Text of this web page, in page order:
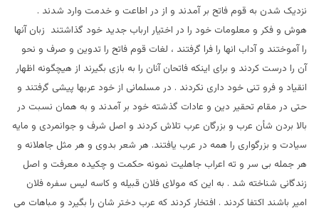
نزديک شدن به قوم فاتح بر آمدند و از در اطاعت و خدمت وارد شدند .
هوش و فکر و معلومات خود را در اختيار ارباب جديد خود گذاشتند زبان آنها
را آموختند و آداب انها را فرا گرفتند ، لغات قوم فاتح را تدوين و صرف و نحو
آن را درست کردند و برای اينکه فاتحان آنان را به بازی بگيرند از هيچگونه اظهار
انقياد و فرو تنی خود داری نکردند . در مسلمانی از خود عربها پيشی گرفتند و
حتی در مقام تحقير دين و عادات گذشته خود بر آمدند و به همان نسبت در
بالا بردن شأن عرب و بزرگان عرب تلاش کردند و اصل شرف و جوانمردی و مايه
سيادت و بزرگواری را همه در عرب يافتند. هر شعر بدوی و هر مثل جاهلانه و
هر جمله بی سر و ته اعراب جاهليت نمونه حکمت و چکيده معرفت و اصل
زندگانی شناخته شد . به اين که مولای فلان قبيله و کاسه ليس سفره فلان
امير باشند اکتفا کردند . افتخار کردند که عرب دختر شان را بگيرد و مباهات می